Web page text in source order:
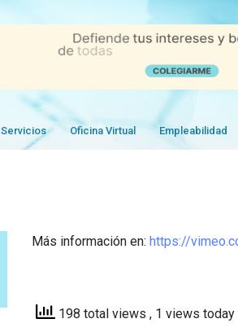
Servicios Oficina Virtual Empleabilidad
Más información en: https://
198 total views , 1 views today